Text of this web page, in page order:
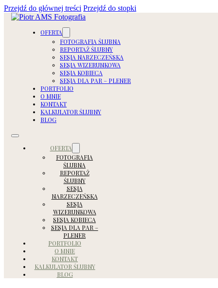
Przejdź do głównej treści Przejdź do stopki
OFERTA
FOTOGRAFIA ŚLUBNA
REPORTAŻ ŚLUBNY
SESJA NARZECZEŃSKA
SESJA WIZERUNKOWA
SESJA KOBIECA
SESJA DLA PAR – PLENER
PORTFOLIO
O MNIE
KONTAKT
KALKULATOR ŚLUBNY
BLOG
OFERTA
FOTOGRAFIA
ŚLUBNA
REPORTAŻ
ŚLUBNY
SESJA
NARZECZEŃSKA
SESJA
WIZERUNKOWA
SESJA KOBIECA
SESJA DLA PAR –
PLENER
PORTFOLIO
O MNIE
KONTAKT
KALKULATOR ŚLUBNY
BLOG